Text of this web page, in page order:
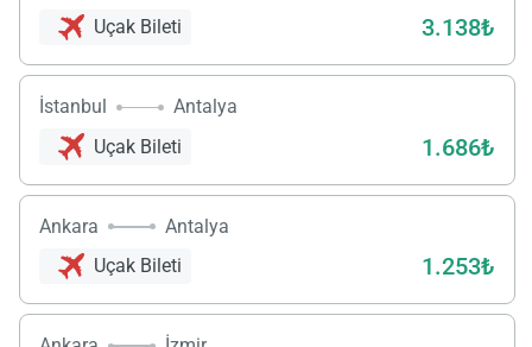
Uçak Bileti
3.138₺
İstanbul
Antalya
Uçak Bileti
1.686₺
Ankara
Antalya
Uçak Bileti
1.253₺